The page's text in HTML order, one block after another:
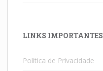
LINKS IMPORTANTES
Política de Privacidade